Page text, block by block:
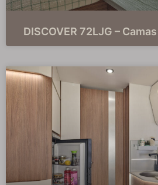
DISCOVER 72LJG –